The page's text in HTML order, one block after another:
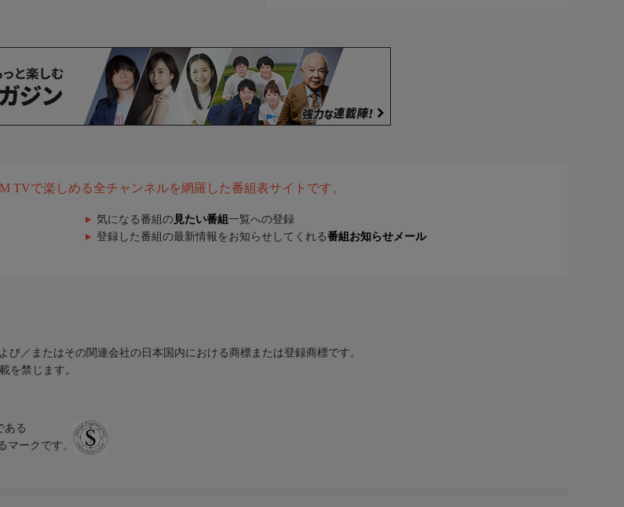
TVで楽しめる全チャンネルを網羅した番組表サイトです。
気になる番組の 見たい番組 一覧への登録
登録した番組の最新情報をお知らせしてくれる番組お知らせメール
／またはその関連会社の日本国内における商標または登録商標です。
を禁じます。
ある
マークです。